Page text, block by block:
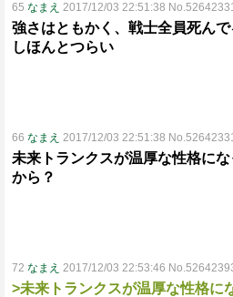
65 なまえ 2017/12/03 22:51:38
強さはともかく、戦士全員死ん
しほんとつらい
66 なまえ 2017/12/03 22:51:38
未来トランクスが温厚な性格に
から？
72 なまえ 2017/12/03 22:53:46
>未来トランクスが温厚な性格に